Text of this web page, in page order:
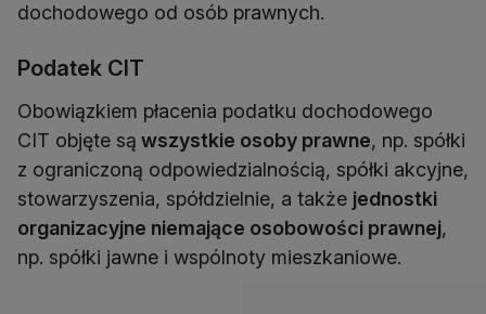
dochodowego od osób prawnych.
Podatek CIT
Obowiązkiem płacenia podatku dochodowego
CIT objęte są wszystkie osoby prawne, np. spółki
z ograniczoną odpowiedzialnością, spółki akcyjne,
stowarzyszenia, spółdzielnie, a także jednostki
organizacyjne niemające osobowości prawnej,
np. spółki jawne i wspólnoty mieszkaniowe.